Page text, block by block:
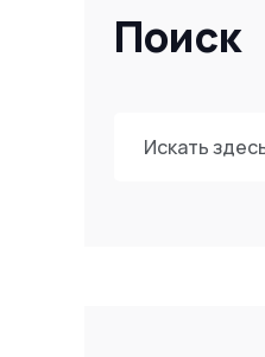
Поиск